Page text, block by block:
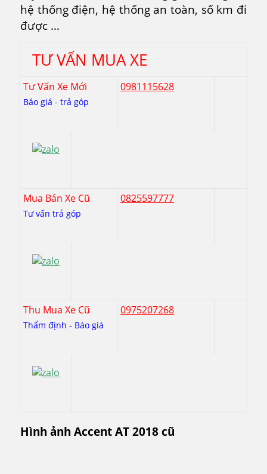
hệ thống điện, hệ thống an toàn, số km đi
được …
TƯ VẤN MUA XE
Tư Vấn Xe Mới
Báo giá - trả góp
0981115628
Mua Bán Xe Cũ
Tư vấn trả góp
0825597777
Thu Mua Xe Cũ
Thẩm định - Báo giá
0975207268
Hình ảnh Accent AT 2018 cũ